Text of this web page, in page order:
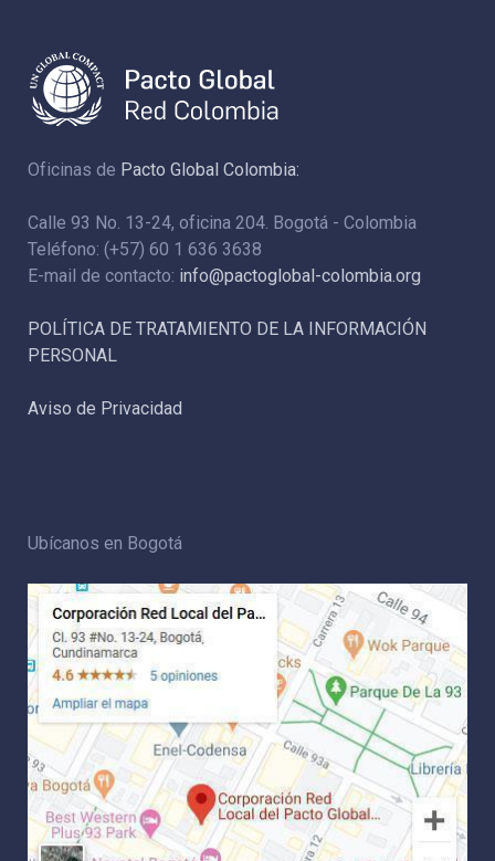
Oficinas de Pacto Global Colombia:
Calle 93 No. 13-24, oficina 204. Bogotá - Colombia
Teléfono: (+57) 60 1 636 3638
E-mail de contacto: info@pactoglobal-colombia.org
POLÍTICA DE TRATAMIENTO DE LA INFORMACIÓN
PERSONAL
Aviso de Privacidad
Ubícanos en Bogotá